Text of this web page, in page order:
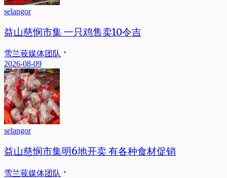
selangor
益山慈悯市集 一只鸡售卖10令吉
雪兰莪媒体团队
2026-08-09
selangor
益山慈悯市集明6地开卖 有各种食材促销
雪兰莪媒体团队